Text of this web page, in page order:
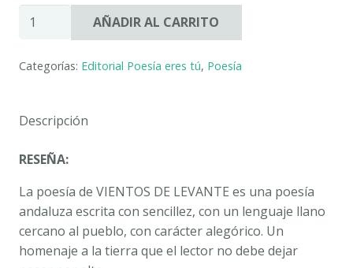
VIENTOS
JOSÉ
LLAMAS
cantidad
AÑADIR AL CARRITO
Categorías: Editorial Poesía eres tú, Poesía
Descripción
RESEÑA:
La poesía de VIENTOS DE LEVANTE es una poesía
andaluza escrita con sencillez, con un lenguaje llano
cercano al pueblo, con carácter alegórico. Un
homenaje a la tierra que el lector no debe dejar